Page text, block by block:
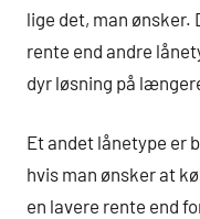
lige det, man ønsker.
rente end andre
dyr løsning på
Et andet lånetype er
hvis man ønsker at
en lavere rente end